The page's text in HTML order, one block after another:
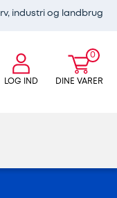
industri og landbrug
LOG IND
0
DINE VARER